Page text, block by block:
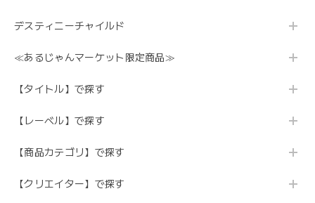
デスティニーチャイルド
≪あるじゃんマーケット限定商品≫
【タイトル】で探す
【レーベル】で探す
【商品カテゴリ】で探す
【クリエイター】で探す